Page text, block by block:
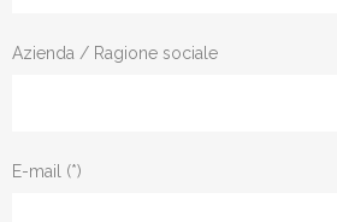
Azienda / Ragione sociale
E-mail (*)